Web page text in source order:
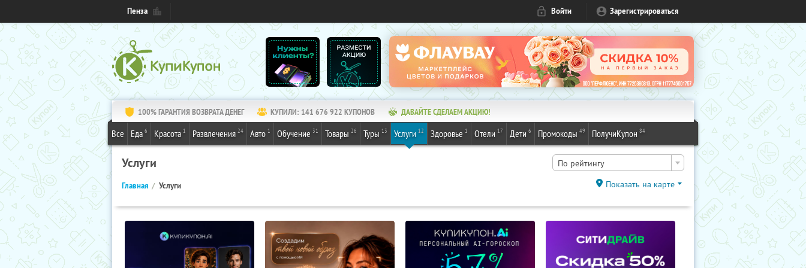
Пенза Войти Зарегистрироваться
100% ГАРАНТИЯ ВОЗВРАТА ДЕНЕГ КУПИЛИ: 141 676 922 КУПОНОВ ДАВАЙТЕ СДЕЛАЕМ АКЦИЮ!
Все Еда 6 Красота 1 Развлечения 24 Авто 1 Обучение 31 Товары 26 Туры 13 Услуги 12 Здоровье 1 Отели 17 Дети 6 Промокоды 49 ПолучиКупон 84
Услуги По рейтингу
Главная Услуги Показать на карте